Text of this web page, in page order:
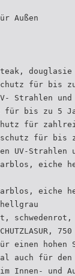
Außen
douglasie
für bis
Strahlen und
für bis zu 5
für
für bis
UV-Strahlen
farblos,
eiche
hellgrau
750
hohen
auch für den
im Innen-